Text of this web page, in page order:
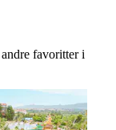
favoritter i